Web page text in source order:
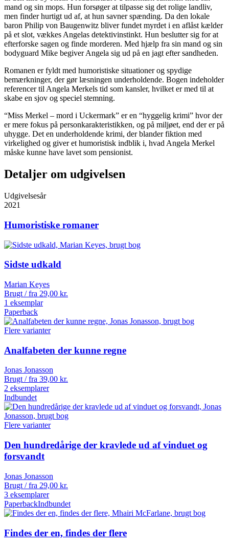
mand og sin mops. Hun forsøger at tilpasse sig det rolige landliv,
men finder hurtigt ud af, at hun savner spænding. Da den lokale
baron Philip von Baugenwitz bliver fundet myrdet i en aflåst kælder
på et slot, vækkes Angelas detektivinstinkt. Hun beslutter sig for at
efterforske sagen og finde morderen. Med hjælp fra sin mand og sin
bodyguard Mike begiver Angela sig ud på en jagt efter sandheden.
Romanen er fyldt med humoristiske situationer og spydige
bemærkninger, der gør læsningen underholdende. Bogen indeholder
referencer til Angela Merkels tid som kansler, hvilket er med til at
skabe en sjov og speciel stemning.
“Miss Merkel – mord i Uckermark” er en “hyggelig krimi” hvor der
er mere fokus på personkarakteristikken, og på miljøet, end der er på
uhygge. Det en underholdende krimi, der blander fiktion med
virkelighed og giver et humoristisk indblik i, hvad Angela Merkel
måske kunne have lavet som pensionist.
Detaljer om udgivelsen
Udgivelsesår
2021
Humoristiske romaner
Sidste udkald
Marian Keyes
Brugt / fra 29,00 kr.
1 eksemplar
Paperback
Flere varianter
Analfabeten der kunne regne
Jonas Jonasson
Brugt / fra 39,00 kr.
2 eksemplarer
Indbundet
Flere varianter
Den hundredårige der kravlede ud af vinduet og
forsvandt
Jonas Jonasson
Brugt / fra 29,00 kr.
3 eksemplarer
PaperbackIndbundet
Findes der en, findes der flere